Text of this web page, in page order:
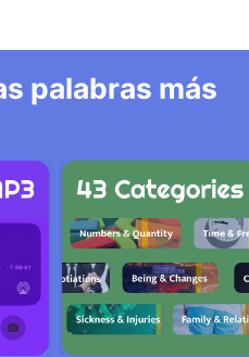
palabras más